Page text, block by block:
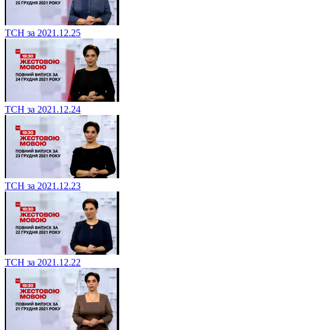
ТСН за 2021.12.25
ТСН за 2021.12.24
ТСН за 2021.12.23
ТСН за 2021.12.22